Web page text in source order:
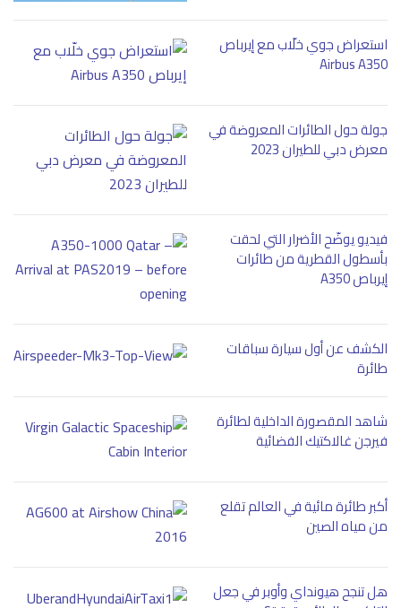
استعراض جوي خلّاب مع إيرباص
Airbus A350
جولة حول الطائرات المعروضة في
معرض دبي للطيران 2023
فيديو يوضّح الأضرار التي لحقت
بأسطول القطرية من طائرات
إيرباص A350
الكشف عن أول سيارة سباقات
طائرة
شاهد المقصورة الداخلية لطائرة
فيرجن غالاكتيك الفضائية
أكبر طائرة مائية في العالم تقلع
من مياه الصين
هل تنجح هيونداي وأوبر في جعل